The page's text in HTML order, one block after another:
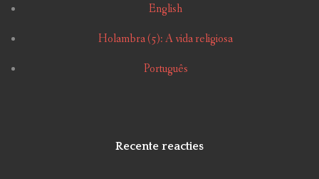
English
Holambra (5): A vida religiosa
Português
Recente reacties